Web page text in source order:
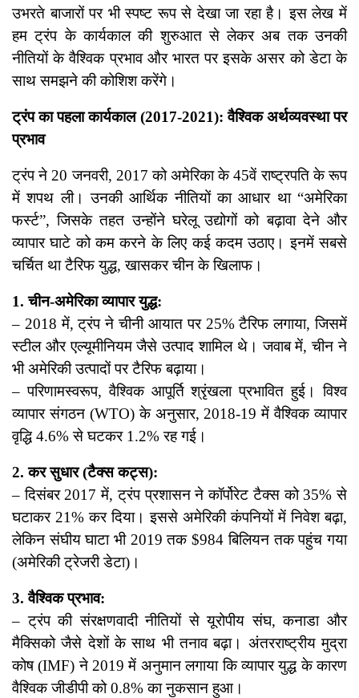
उभरते बाजारों पर भी स्पष्ट रूप से देखा जा रहा है। इस लेख में
हम ट्रंप के कार्यकाल की शुरुआत से लेकर अब तक उनकी
नीतियों के वैश्विक प्रभाव और भारत पर इसके असर को डेटा के
साथ समझने की कोशिश करेंगे।
ट्रंप का पहला कार्यकाल (2017-2021): वैश्विक अर्थव्यवस्था पर
प्रभाव
ट्रंप ने 20 जनवरी, 2017 को अमेरिका के 45वें राष्ट्रपति के रूप
में शपथ ली। उनकी आर्थिक नीतियों का आधार था “अमेरिका
फर्स्ट”, जिसके तहत उन्होंने घरेलू उद्योगों को बढ़ावा देने और
व्यापार घाटे को कम करने के लिए कई कदम उठाए। इनमें सबसे
चर्चित था टैरिफ युद्ध, खासकर चीन के खिलाफ।
1. चीन-अमेरिका व्यापार युद्ध:
– 2018 में, ट्रंप ने चीनी आयात पर 25% टैरिफ लगाया, जिसमें
स्टील और एल्यूमीनियम जैसे उत्पाद शामिल थे। जवाब में, चीन ने
भी अमेरिकी उत्पादों पर टैरिफ बढ़ाया।
– परिणामस्वरूप, वैश्विक आपूर्ति श्रृंखला प्रभावित हुई। विश्व
व्यापार संगठन (WTO) के अनुसार, 2018-19 में वैश्विक व्यापार
वृद्धि 4.6% से घटकर 1.2% रह गई।
2. कर सुधार (टैक्स कट्स):
– दिसंबर 2017 में, ट्रंप प्रशासन ने कॉर्पोरेट टैक्स को 35% से
घटाकर 21% कर दिया। इससे अमेरिकी कंपनियों में निवेश बढ़ा,
लेकिन संघीय घाटा भी 2019 तक $984 बिलियन तक पहुंच गया
(अमेरिकी ट्रेजरी डेटा)।
3. वैश्विक प्रभाव:
– ट्रंप की संरक्षणवादी नीतियों से यूरोपीय संघ, कनाडा और
मैक्सिको जैसे देशों के साथ भी तनाव बढ़ा। अंतरराष्ट्रीय मुद्रा
कोष (IMF) ने 2019 में अनुमान लगाया कि व्यापार युद्ध के कारण
वैश्विक जीडीपी को 0.8% का नुकसान हुआ।